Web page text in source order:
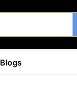
Blogs